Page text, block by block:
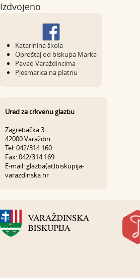
Izdvojeno
Katarinina škola
Oproštaj od biskupa Marka
Pavao Varaždincima
Pjesmarica na platnu
Ured za crkvenu glazbu
Zagrebačka 3
42000 Varaždin
Tel: 042/314 160
Fax: 042/314 169
E-mail: glazba(at)biskupija-
varazdinska.hr